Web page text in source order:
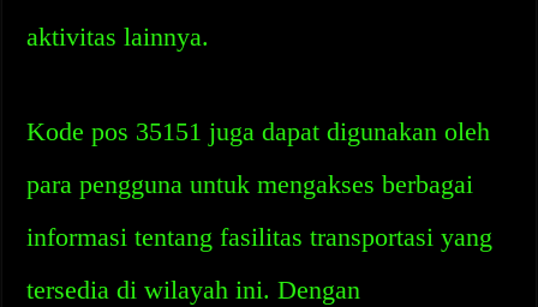
aktivitas lainnya.
Kode pos 35151 juga dapat digunakan oleh
para pengguna untuk mengakses berbagai
informasi tentang fasilitas transportasi yang
tersedia di wilayah ini. Dengan